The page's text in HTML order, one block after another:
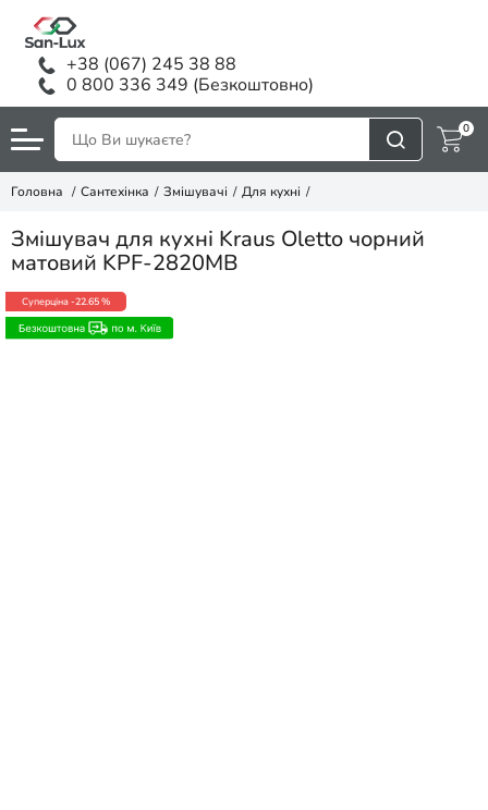
+38 (067) 245 38 88
0 800 336 349 (Безкоштовно)
0
Головна Сантехінка Змішувачі Для кухні
Змішувач для кухні Kraus Oletto чорний
матовий KPF-2820MB
Суперціна-22.65 %